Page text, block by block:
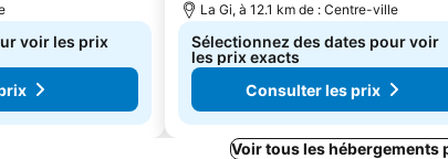
voir les prix
La Gi, à 12.1 km de : Centre-ville
Sélectionnez des dates pour voir
les prix exacts
Consulter les prix
Voir tous les hébergements